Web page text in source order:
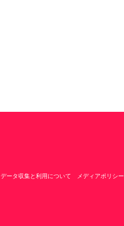
データ収集と利用について メディアポリシー